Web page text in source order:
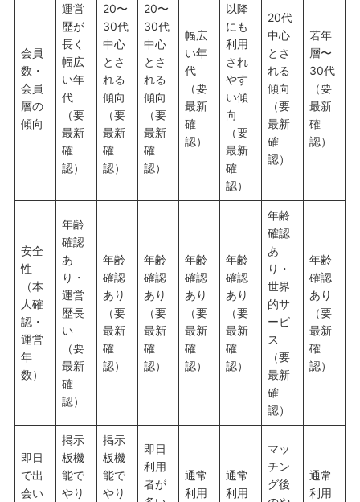
会員
数・
会員
層の
傾向
運営
歴が
長く
幅広
い年
代
（要
最新
確
認）
20〜
30代
中心
とさ
れる
傾向
（要
最新
確
認）
20〜
30代
中心
とさ
れる
傾向
（要
最新
確
認）
幅広
い年
代
（要
最新
確
認）
以降
にも
利用
され
やす
い傾
向
（要
最新
確
認）
20代
中心
とさ
れる
傾向
（要
最新
確
認）
若年
層〜
30代
（要
最新
確
認）
安全
性
（本
人確
認・
運営
年
数）
年齢
確認
あ
り・
運営
歴長
い
（要
最新
確
認）
年齢
確認
あり
（要
最新
確
認）
年齢
確認
あり
（要
最新
確
認）
年齢
確認
あり
（要
最新
確
認）
年齢
確認
あり
（要
最新
確
認）
年齢
確認
あ
り・
世界
的サ
ービ
ス
（要
最新
確
認）
年齢
確認
あり
（要
最新
確
認）
即日
で出
会い
掲示
板機
能で
やり
掲示
板機
能で
やり
即日
利用
者が
通常
利用
通常
利用
マッ
チン
グ後
通常
利用